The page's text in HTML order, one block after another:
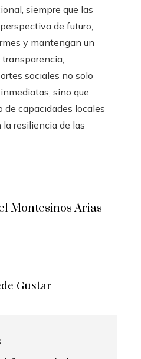
siempre que las
de futuro,
y mantengan un
sociales no solo
sino que
capacidades locales
resiliencia de las
Montesinos Arias
Gustar